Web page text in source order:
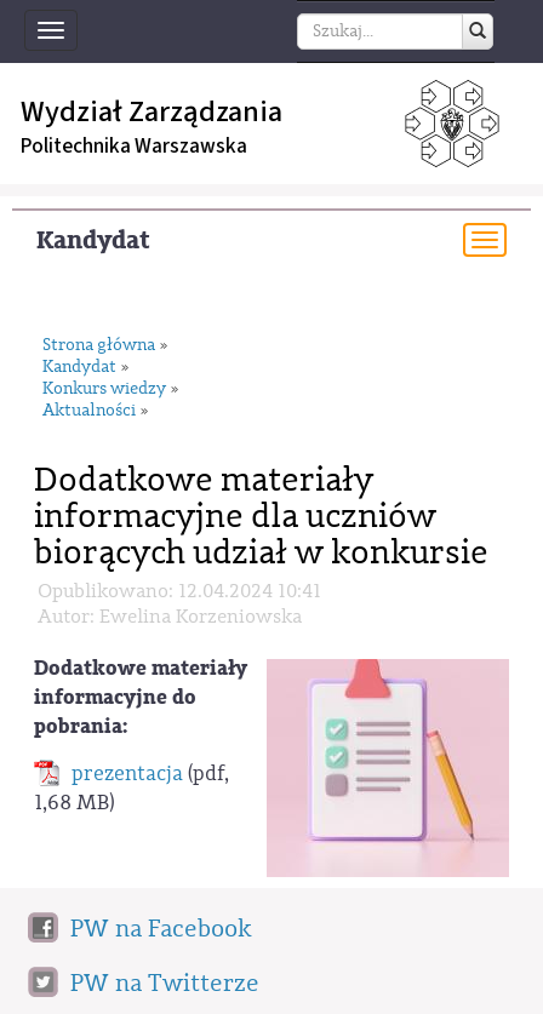
Toggle
navigation
Wydział Zarządzania
Politechnika Warszawska
Kandydat
Strona główna »
Kandydat »
Konkurs wiedzy »
Aktualności »
Dodatkowe materiały
informacyjne dla uczniów
biorących udział w konkursie
Opublikowano: 12.04.2024 10:41
Autor: Ewelina Korzeniowska
Dodatkowe materiały
informacyjne do
pobrania:
prezentacja(pdf,
1,68 MB)
PW na Facebook
PW na Twitterze